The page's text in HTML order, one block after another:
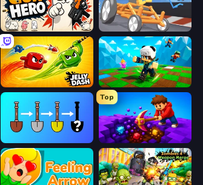
Gun Hero: Cat Survival Draw Crash Race
Jelly Dash Robby: Many Games
Top
Obby: Dig Down